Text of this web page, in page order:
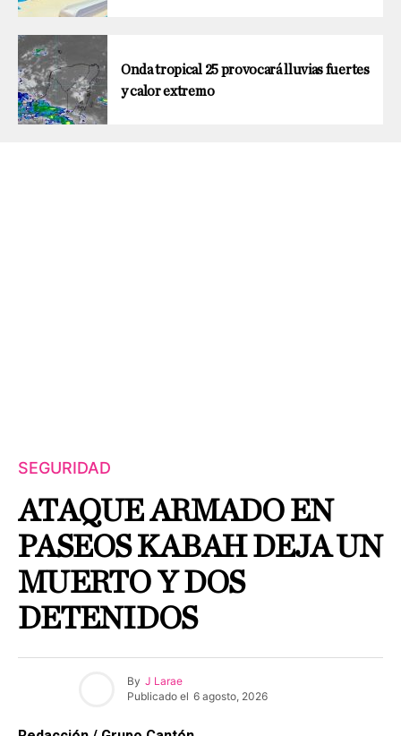
Onda tropical 25 provocará lluvias fuertes
y calor extremo
SEGURIDAD
ATAQUE ARMADO EN
PASEOS KABAH DEJA UN
MUERTO Y DOS
DETENIDOS
By J Larae
Publicado el 6 agosto, 2026